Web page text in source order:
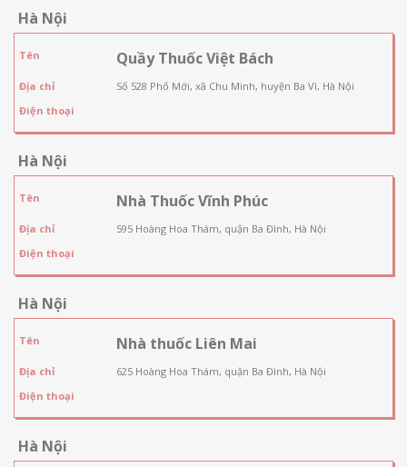
Hà Nội
Tên Quầy Thuốc Việt Bách
Địa chỉ
Số 528 Phố Mới, xã Chu Minh, huyện Ba Vì, Hà Nội
Điện thoại
Hà Nội
Tên Nhà Thuốc Vĩnh Phúc
Địa chỉ
595 Hoàng Hoa Thám, quận Ba Đình, Hà Nội
Điện thoại
Hà Nội
Tên Nhà thuốc Liên Mai
Địa chỉ
625 Hoàng Hoa Thám, quận Ba Đình, Hà Nội
Điện thoại
Hà Nội